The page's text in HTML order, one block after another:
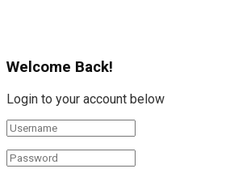
Welcome Back!
Login to your account below